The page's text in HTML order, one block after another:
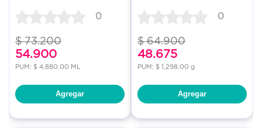
0
$ 73.200
54.900
PUM: $ 4,880.00 ML
Agregar
0
$ 64.900
48.675
PUM: $ 1,298.00 g
Agregar